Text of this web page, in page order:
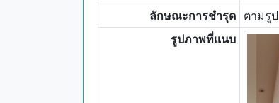
ลักษณะการชำรุด ตามรูป
รูปภาพที่แนบ